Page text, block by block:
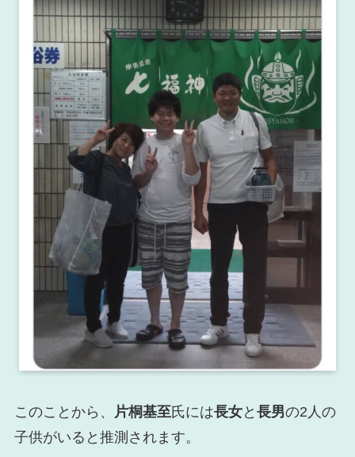
このことから、 片桐基至氏には長女と 長男の2人の
子供がいると推測されます。